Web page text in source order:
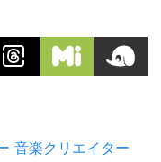
音楽クリエイター